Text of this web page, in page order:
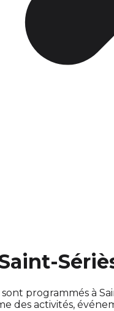
programmés à
des activités,